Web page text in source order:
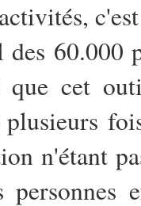
des 60.000
que cet
plusieurs
n'étant
personnes